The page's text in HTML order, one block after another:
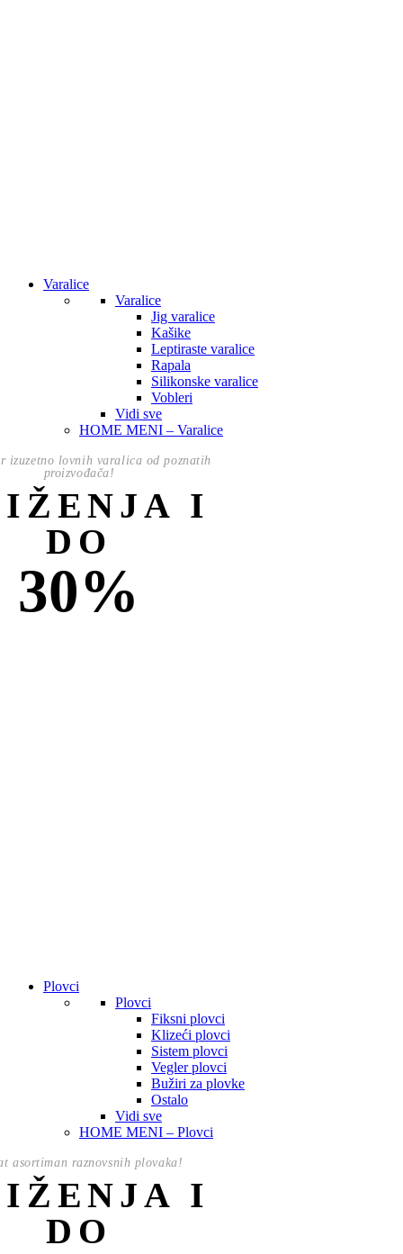
Varalice
Varalice
Jig varalice
Kašike
Leptiraste varalice
Rapala
Silikonske varalice
Vobleri
Vidi sve
HOME MENI – Varalice
izuzetno lovnih varalica od poznatih
proizvođača!
I
DO
30%
Plovci
Plovci
Fiksni plovci
Klizeći plovci
Sistem plovci
Vegler plovci
Bužiri za plovke
Ostalo
Vidi sve
HOME MENI – Plovci
asortiman raznovsnih plovaka!
I
DO